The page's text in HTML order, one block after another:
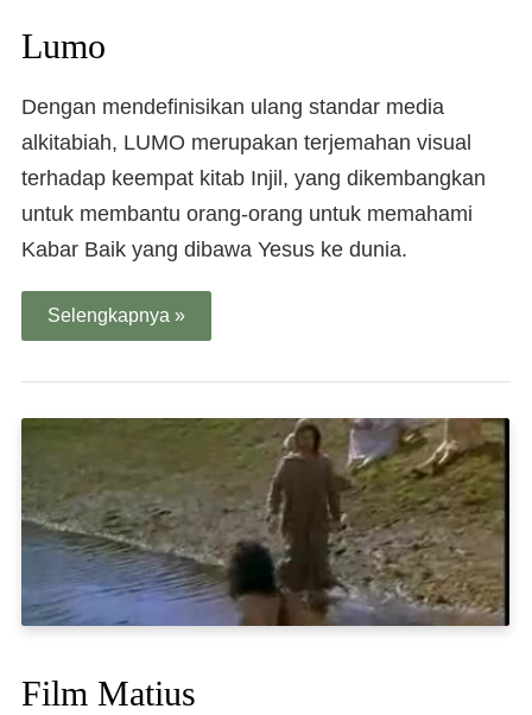
Lumo
Dengan mendefinisikan ulang standar media
alkitabiah, LUMO merupakan terjemahan visual
terhadap keempat kitab Injil, yang dikembangkan
untuk membantu orang-orang untuk memahami
Kabar Baik yang dibawa Yesus ke dunia.
Selengkapnya »
Film Matius